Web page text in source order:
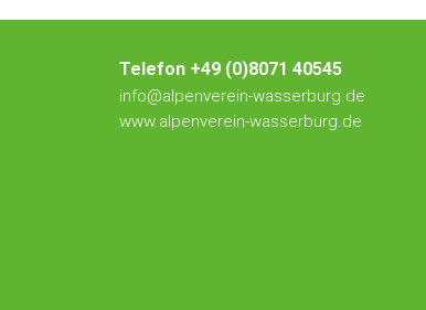
Telefon +49 (0)8071 40545
info@alpenverein-wasserburg.de
www.alpenverein-wasserburg.de